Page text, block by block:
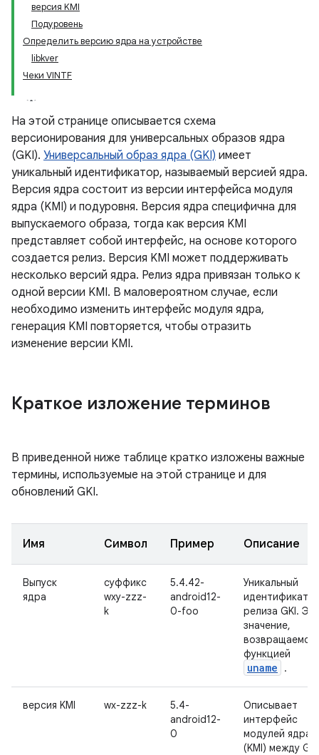
версия KMI
Подуровень
Определить версию ядра на устройстве
libkver
Чеки VINTF
На этой странице описывается схема
версионирования для универсальных образов ядра
(GKI). Универсальный образ ядра (GKI) имеет
уникальный идентификатор, называемый версией ядра.
Версия ядра состоит из версии интерфейса модуля
ядра (KMI) и подуровня. Версия ядра специфична для
выпускаемого образа, тогда как версия KMI
представляет собой интерфейс, на основе которого
создается релиз. Версия KMI может поддерживать
несколько версий ядра. Релиз ядра привязан только к
одной версии KMI. В маловероятном случае, если
необходимо изменить интерфейс модуля ядра,
генерация KMI повторяется, чтобы отразить
изменение версии KMI.
Краткое изложение терминов
В приведенной ниже таблице кратко изложены важные
термины, используемые на этой странице и для
обновлений GKI.
Имя Символ Пример Описание
Выпуск
ядра
суффикс
wxy-zzz-
k
5.4.42-
android12-
0-foo
Уникальный
релиза GKI.
значение,
возвращаемое
функцией
uname .
версия KMI wx-zzz-k
5.4-
android12-
0
Описывает
интерфейс
модулей ядра
(KMI) между GKI